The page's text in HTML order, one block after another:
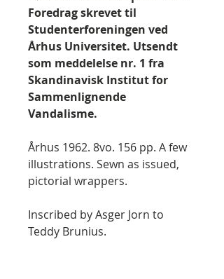
Foredrag skrevet til
Studenterforeningen ved
Århus Universitet. Utsendt
som meddelelse nr. 1 fra
Skandinavisk Institut for
Sammenlignende
Vandalisme.
Århus 1962. 8vo. 156 pp. A few
illustrations. Sewn as issued,
pictorial wrappers.
Inscribed by Asger Jorn to
Teddy Brunius.